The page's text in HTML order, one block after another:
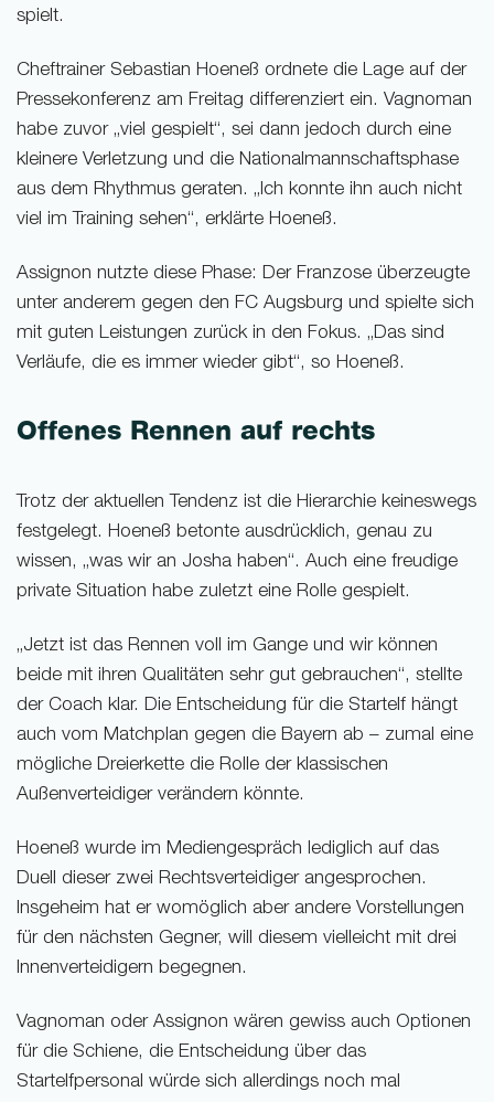
spielt.
Cheftrainer Sebastian Hoeneß ordnete die Lage auf der
Pressekonferenz am Freitag differenziert ein. Vagnoman
habe zuvor „viel gespielt“, sei dann jedoch durch eine
kleinere Verletzung und die Nationalmannschaftsphase
aus dem Rhythmus geraten. „Ich konnte ihn auch nicht
viel im Training sehen“, erklärte Hoeneß.
Assignon nutzte diese Phase: Der Franzose überzeugte
unter anderem gegen den FC Augsburg und spielte sich
mit guten Leistungen zurück in den Fokus. „Das sind
Verläufe, die es immer wieder gibt“, so Hoeneß.
Offenes Rennen auf rechts
Trotz der aktuellen Tendenz ist die Hierarchie keineswegs
festgelegt. Hoeneß betonte ausdrücklich, genau zu
wissen, „was wir an Josha haben“. Auch eine freudige
private Situation habe zuletzt eine Rolle gespielt.
„Jetzt ist das Rennen voll im Gange und wir können
beide mit ihren Qualitäten sehr gut gebrauchen“, stellte
der Coach klar. Die Entscheidung für die Startelf hängt
auch vom Matchplan gegen die Bayern ab – zumal eine
mögliche Dreierkette die Rolle der klassischen
Außenverteidiger verändern könnte.
Hoeneß wurde im Mediengespräch lediglich auf das
Duell dieser zwei Rechtsverteidiger angesprochen.
Insgeheim hat er womöglich aber andere Vorstellungen
für den nächsten Gegner, will diesem vielleicht mit drei
Innenverteidigern begegnen.
Vagnoman oder Assignon wären gewiss auch Optionen
für die Schiene, die Entscheidung über das
Startelfpersonal würde sich allerdings noch mal